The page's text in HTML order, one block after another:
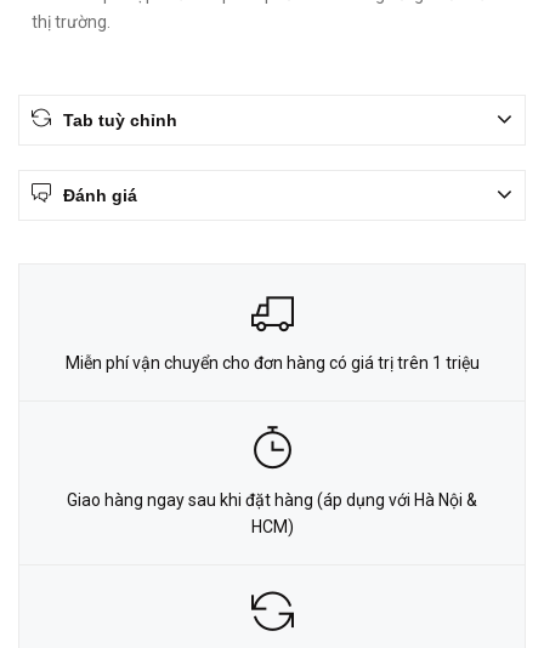
thị trường.
Tab tuỳ chỉnh
Đánh giá
Miễn phí vận chuyển cho đơn hàng có giá trị trên 1 triệu
Giao hàng ngay sau khi đặt hàng (áp dụng với Hà Nội &
HCM)